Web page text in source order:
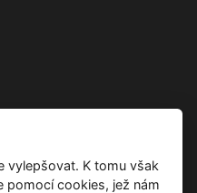
vylepšovat. K tomu však
pomocí cookies, jež nám